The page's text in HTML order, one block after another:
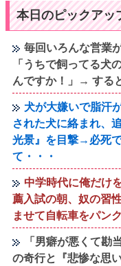
本日のピックアッ
毎回いろんな営業
「うちで飼ってる犬
んですか！」→ する
犬が大嫌いで脂汗
された犬に絡まれ、
光景』を目撃→必死
て・・・
中学時代に俺だけ
薦入試の朝、奴の習
ませて自転車をパン
「男癖が悪くて
の奇行と『悲惨な思